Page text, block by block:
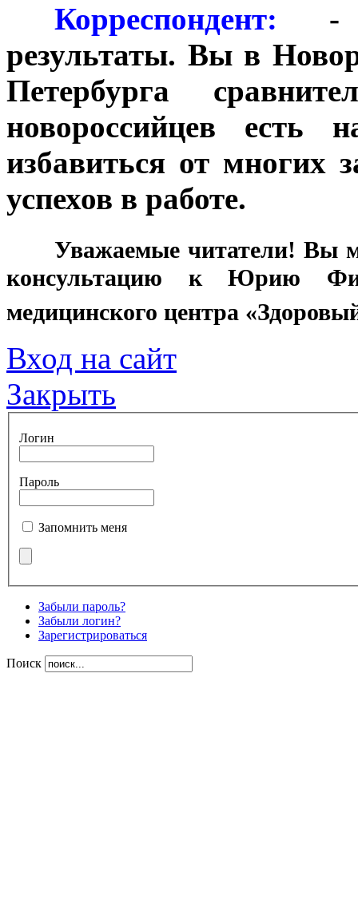
Корреспондент: -
результаты. Вы в
Петербурга
новороссийцев
избавиться от многих
успехов в работе.
Уважаемые читатели! Вы
консультацию к Юрию
медицинского центра
Вход на сайт
Закрыть
Логин
Пароль
Запомнить меня
Забыли пароль?
Забыли логин?
Зарегистрироваться
Поиск